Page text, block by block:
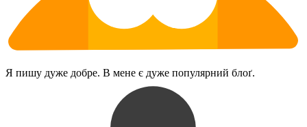
Я пишу дуже добре. В мене є дуже популярний блоґ.